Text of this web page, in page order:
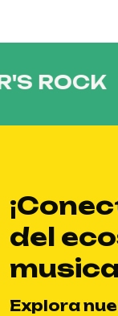
ROCK
del
Explora